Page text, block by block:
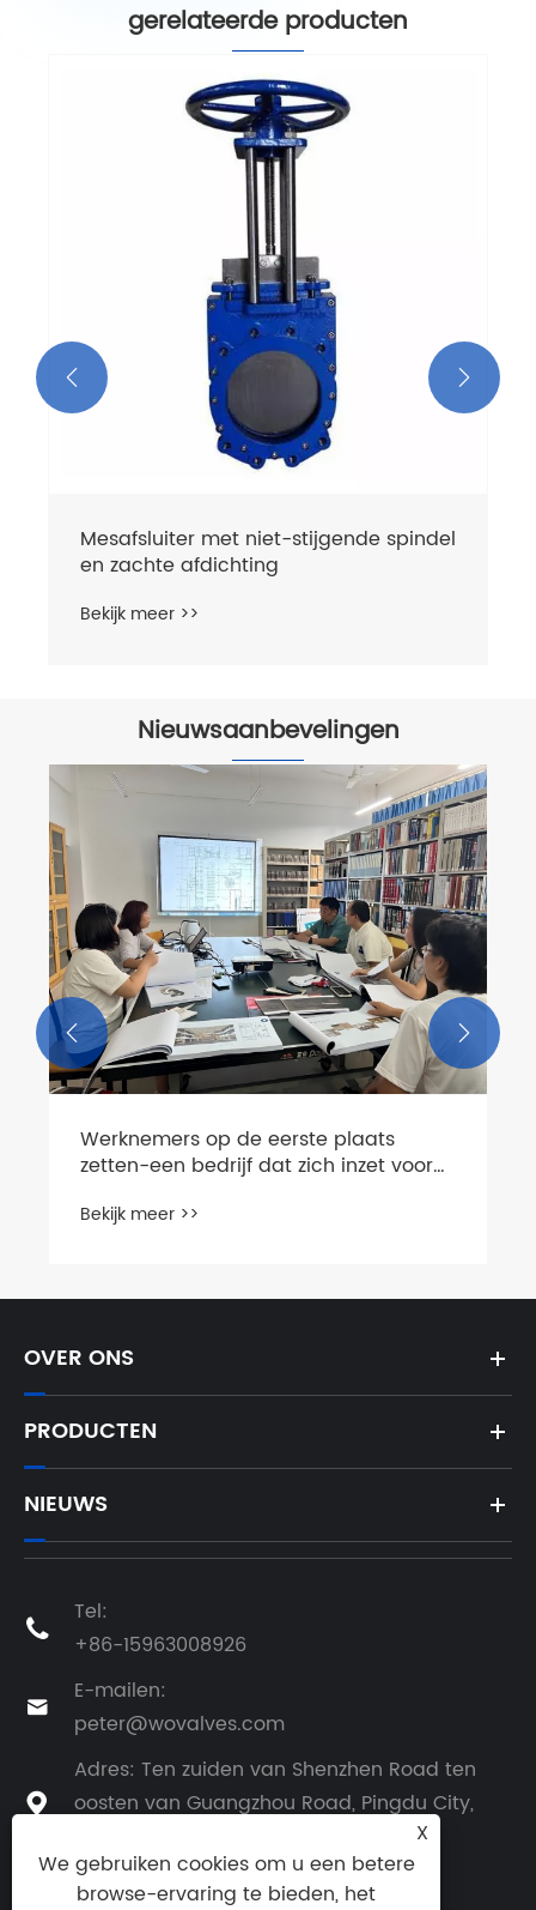
gerelateerde producten
Mesafsluiter met volledige poort
 
Nieuwsaanbevelingen
WIVO Kleppen versterken de
communicatie met Europese partners
Bekijk meer >>
 
OVER ONS
PRODUCTEN
NIEUWS

Tel:
+86-15963008926

E-mailen:
peter@wovalves.com

Adres: Ten zuiden van Shenzhen Road ten
oosten van Guangzhou Road, Pingdu City,
X
We gebruiken cookies om u een betere
browse-ervaring te bieden, het